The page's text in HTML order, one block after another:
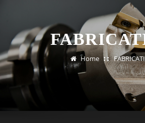
Home